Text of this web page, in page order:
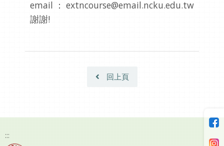
email：extncourse@email.ncku.edu.tw
謝謝!
回上頁
:::